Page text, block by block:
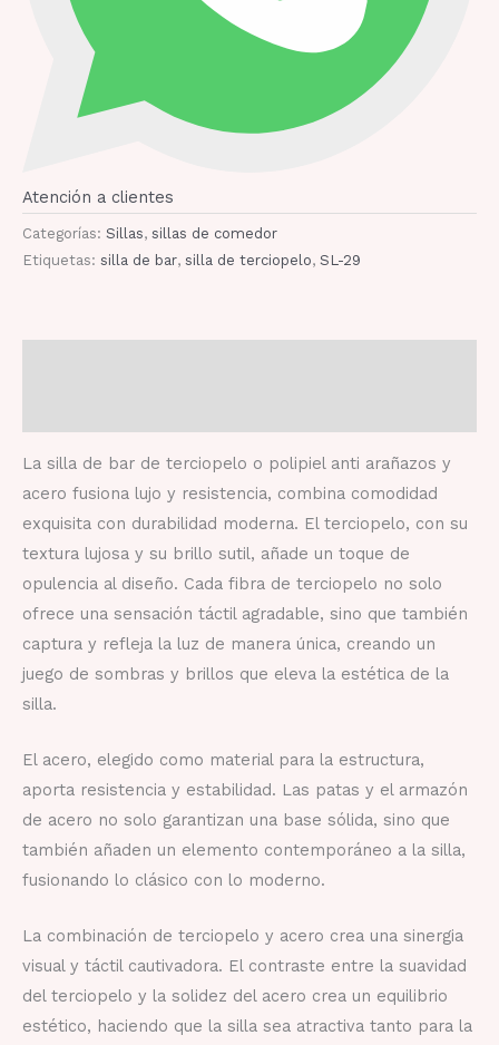
Atención a clientes
Categorías: Sillas, sillas de comedor
Etiquetas: silla de bar, silla de terciopelo, SL-29
La silla de bar de terciopelo o polipiel anti arañazos y
acero fusiona lujo y resistencia, combina comodidad
exquisita con durabilidad moderna. El terciopelo, con su
textura lujosa y su brillo sutil, añade un toque de
opulencia al diseño. Cada fibra de terciopelo no solo
ofrece una sensación táctil agradable, sino que también
captura y refleja la luz de manera única, creando un
juego de sombras y brillos que eleva la estética de la
silla.
El acero, elegido como material para la estructura,
aporta resistencia y estabilidad. Las patas y el armazón
de acero no solo garantizan una base sólida, sino que
también añaden un elemento contemporáneo a la silla,
fusionando lo clásico con lo moderno.
La combinación de terciopelo y acero crea una sinergia
visual y táctil cautivadora. El contraste entre la suavidad
del terciopelo y la solidez del acero crea un equilibrio
estético, haciendo que la silla sea atractiva tanto para la